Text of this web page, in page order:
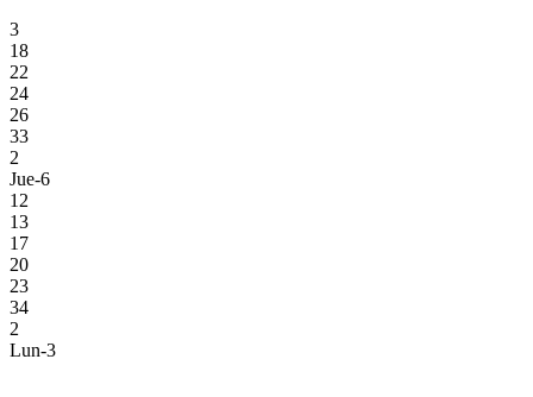
3
18
22
24
26
33
2
Jue-6
12
13
17
20
23
34
2
Lun-3